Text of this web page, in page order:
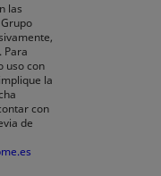
las
Para
uso con
la
con
de